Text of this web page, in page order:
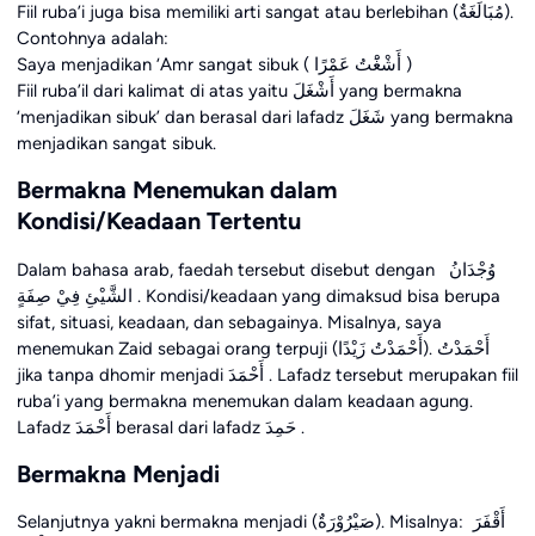
Fiil ruba’i juga bisa memiliki arti sangat atau berlebihan (مُبَالَغَةٌ).
Contohnya adalah:
Saya menjadikan ‘Amr sangat sibuk ( أَشْغَْتُ عَمْرًا )
Fiil ruba’il dari kalimat di atas yaitu أَشْغَلَ yang bermakna
‘menjadikan sibuk’ dan berasal dari lafadz شَغَلَ yang bermakna
menjadikan sangat sibuk.
Bermakna Menemukan dalam
Kondisi/Keadaan Tertentu
Dalam bahasa arab, faedah tersebut disebut dengan وُجْدَانُ
الشَّيْئِ فِيْ صِفَةٍ . Kondisi/keadaan yang dimaksud bisa berupa
sifat, situasi, keadaan, dan sebagainya. Misalnya, saya
menemukan Zaid sebagai orang terpuji (أَحْمَدْتُ زَيْدًا). أَحْمَدْتُ
jika tanpa dhomir menjadi أَحْمَدَ . Lafadz tersebut merupakan fiil
ruba’i yang bermakna menemukan dalam keadaan agung.
Lafadz أَحْمَدَ berasal dari lafadz حَمِدَ .
Bermakna Menjadi
Selanjutnya yakni bermakna menjadi (صَيْرُوْرَةٌ). Misalnya: أَقْفَرَ